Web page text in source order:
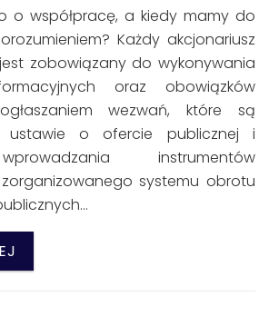
o współpracę, a kiedy mamy do
Każdy akcjonariusz
zobowiązany do wykonywania
oraz obowiązków
wezwań, które są
ustawie o ofercie publicznej i
instrumentów
systemu obrotu